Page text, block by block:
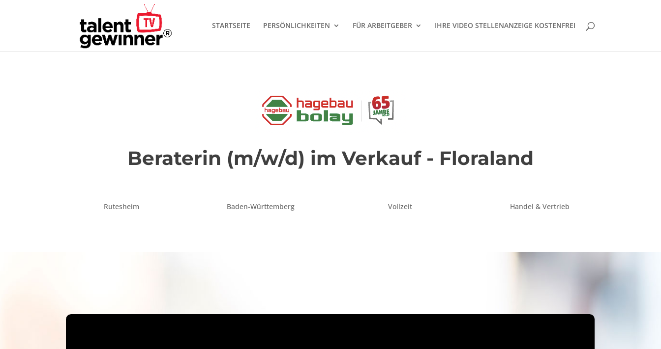
STARTSEITE PERSÖNLICHKEITEN FÜR ARBEITGEBER IHRE VIDEO STELLENANZEIGE KOSTENFREI
Beraterin (m/w/d) im Verkauf - Floraland
Rutesheim Baden-Württemberg Vollzeit Handel & Vertrieb